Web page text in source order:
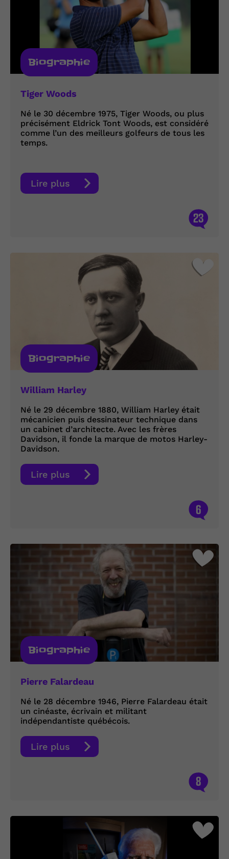
Biographie
Tiger Woods
Né le 30 décembre 1975, Tiger Woods, ou plus
précisément Eldrick Tont Woods, est considéré
comme l’un des meilleurs golfeurs de tous les
temps.
Lire plus
23
Biographie
William Harley
Né le 29 décembre 1880, William Harley était
mécanicien puis dessinateur technique dans
un cabinet d’architecte. Avec les frères
Davidson, il fonde la marque de motos Harley-
Davidson.
Lire plus
6
Biographie
Pierre Falardeau
Né le 28 décembre 1946, Pierre Falardeau était
un cinéaste, écrivain et militant
indépendantiste québécois.
Lire plus
8